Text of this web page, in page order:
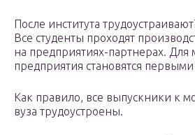
После института
Все студенты проходят
на предприятиях-партнерах. Для
предприятия становятся
Как правило, все выпускники к
вуза трудоустроены.